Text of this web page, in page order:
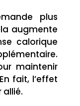
plus
augmente
calorique
maintenir
fait, l’effet
allié.